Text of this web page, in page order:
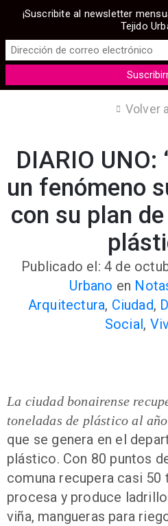
Volver
DIARIO UNO:
un fenómeno
con su plan
Publicado el: 4 de
Urbano en
Arquitectura, Ciudad,
Social,
La ciudad bonairense
toneladas de plástico al año
que se genera en el
plástico. Con 80 puntos
comuna recupera casi 50
procesa y produce
viña, mangueras para
¡Suscribite al newsletter
Tejido